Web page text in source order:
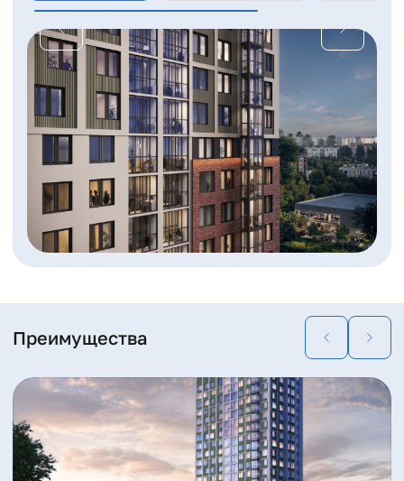
подобранные многолетние растения создадут приятное
микроклиматическое окружение и дополнительно защитят
вас от шума и суеты городской жизни. А зонирование
территории поможет эффективно использовать
пространство для своих потребностей. Во дворе
предусмотрена детская площадка и зона для занятий
спортом.
В нашем дворе не будет машин, и вы сможете
наслаждаться простором, свежим воздухом и приятной
музыкой. Мы стремимся создать среду, где забота о вашем
здоровье находится на первом месте. Вы сможете
проводить время на улице, заниматься спортом, гулять с
детьми или просто наслаждаться тишиной и покоем,
предусмотрели велопарковки, чтобы у вас была
возможность вести активный образ жизни и быть
уверенным в сохранности вашего двухколесного друга.
Детская площадка будет разделена на возрастные зоны,
чтобы ваш ребенок мог легко подружиться с ровесниками.
На площадке будут установлены безопасные и
современные игровые приспособления и
травмобезопасное покрытие из резины, песка и коры.
Преимущества